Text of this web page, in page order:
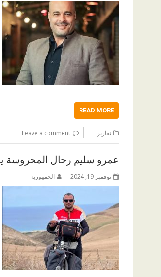
READ MORE
تقارير Leave a comment
عمرو سليم رحال المحروسة
نوفمبر 19, 2024 الجمهورية